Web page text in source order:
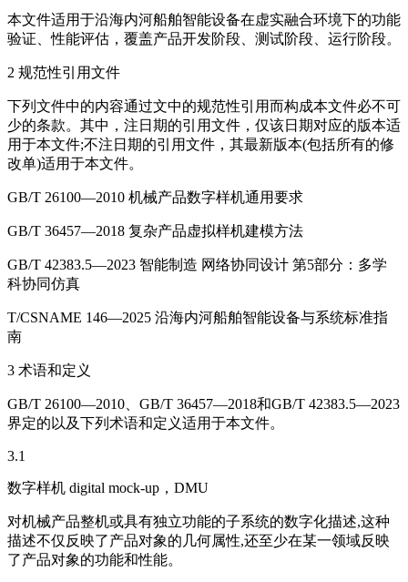
本文件适用于沿海内河船舶智能设备在虚实融合环境下的功能
验证、性能评估，覆盖产品开发阶段、测试阶段、运行阶段。
2 规范性引用文件
下列文件中的内容通过文中的规范性引用而构成本文件必不可
少的条款。其中，注日期的引用文件，仅该日期对应的版本适
用于本文件;不注日期的引用文件，其最新版本(包括所有的修
改单)适用于本文件。
GB/T 26100—2010 机械产品数字样机通用要求
GB/T 36457—2018 复杂产品虚拟样机建模方法
GB/T 42383.5—2023 智能制造 网络协同设计 第5部分：多学
科协同仿真
T/CSNAME 146—2025 沿海内河船舶智能设备与系统标准指
南
3 术语和定义
GB/T 26100—2010、GB/T 36457—2018和GB/T 42383.5—2023
界定的以及下列术语和定义适用于本文件。
3.1
数字样机 digital mock-up，DMU
对机械产品整机或具有独立功能的子系统的数字化描述,这种
描述不仅反映了产品对象的几何属性,还至少在某一领域反映
了产品对象的功能和性能。